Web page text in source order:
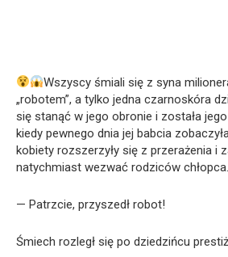
Wszyscy śmiali się z syna
„robotem”, a tylko jedna czarnoskóra
się stanąć w jego obronie i została jego
kiedy pewnego dnia jej babcia
kobiety rozszerzyły się z przerażenia i
natychmiast wezwać rodziców
— Patrzcie, przyszedł robot!
Śmiech rozległ się po dziedzińcu